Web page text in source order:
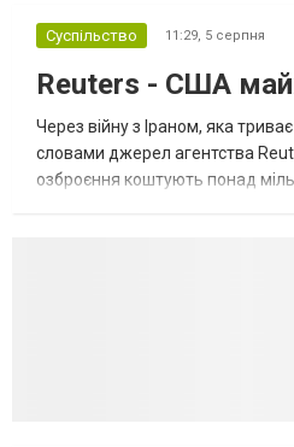
зі сторони Європи до цих
долучилися колишні
Великої Британії, Франції,
Суспільство 11:29, 5 серпня
Reuters - США
Через війну з Іраном, яка
словами джерел агентства
озброєння коштують понад